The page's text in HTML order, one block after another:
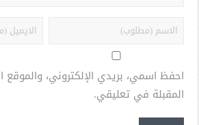
احفظ اسمي، بريدي الإلكتروني،
المقبلة في تعليقي.